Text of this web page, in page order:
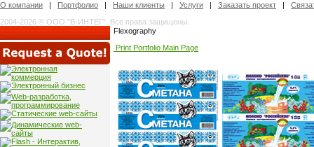
О компании | Портфолио | Наши клиенты | Услуги | Заказать проект |
2004-2026 © ООО "В-ИНТЕГ". Все права защищены.
Flexography
Print Portfolio Main Page